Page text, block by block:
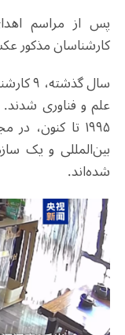
پس از مراسم
کارشناسان مذکور
سال
علم و فناوری
بین‌المللی و یک
شده‌اند.